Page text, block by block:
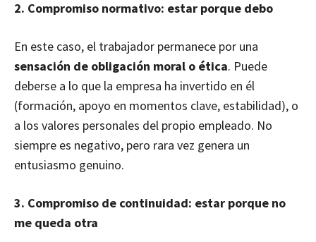
2. Compromiso normativo: estar porque debo
En este caso, el trabajador permanece por una
sensación de obligación moral o ética. Puede
deberse a lo que la empresa ha invertido en él
(formación, apoyo en momentos clave, estabilidad), o
a los valores personales del propio empleado. No
siempre es negativo, pero rara vez genera un
entusiasmo genuino.
3. Compromiso de continuidad: estar porque no
me queda otra